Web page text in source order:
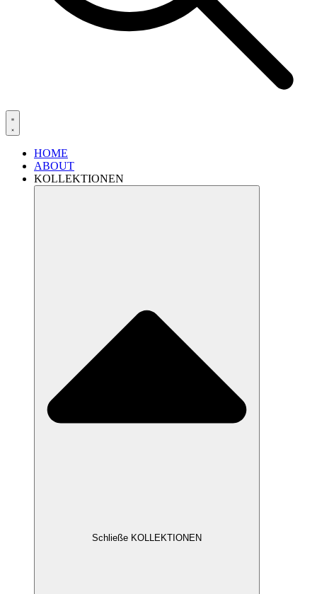
HOME
ABOUT
KOLLEKTIONEN
Schließe KOLLEKTIONEN